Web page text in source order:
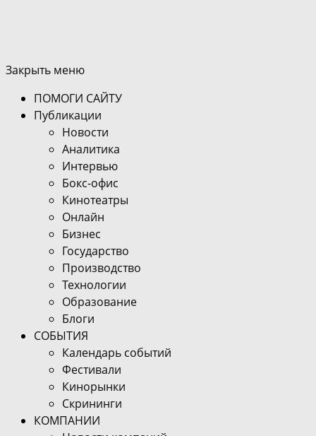
Закрыть меню
ПОМОГИ САЙТУ
Публикации
Новости
Аналитика
Интервью
Бокс-офис
Кинотеатры
Онлайн
Бизнес
Государство
Производство
Технологии
Образование
Блоги
СОБЫТИЯ
Календарь событий
Фестивали
Кинорынки
Скрининги
КОМПАНИИ